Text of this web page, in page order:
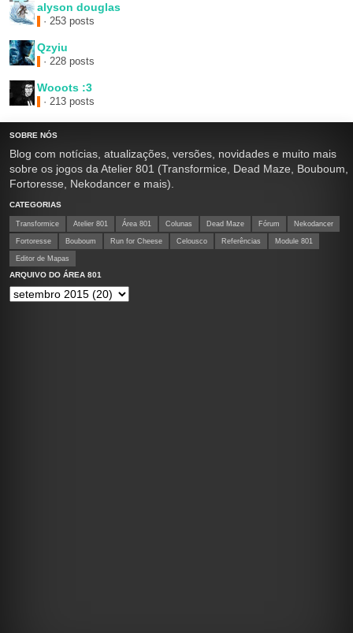
alyson douglas
· 253 posts
Qzyiu
· 228 posts
Wooots :3
· 213 posts
SOBRE NÓS
Blog com notícias, atualizações, versões, novidades e muito mais
sobre os jogos da Atelier 801 (Transformice, Dead Maze, Bouboum,
Fortoresse, Nekodancer e mais).
CATEGORIAS
Transformice Atelier 801 Área 801 Colunas Dead Maze Fórum Nekodancer
Fortoresse Bouboum Run for Cheese Celousco Referências Module 801
Editor de Mapas
ARQUIVO DO ÁREA 801